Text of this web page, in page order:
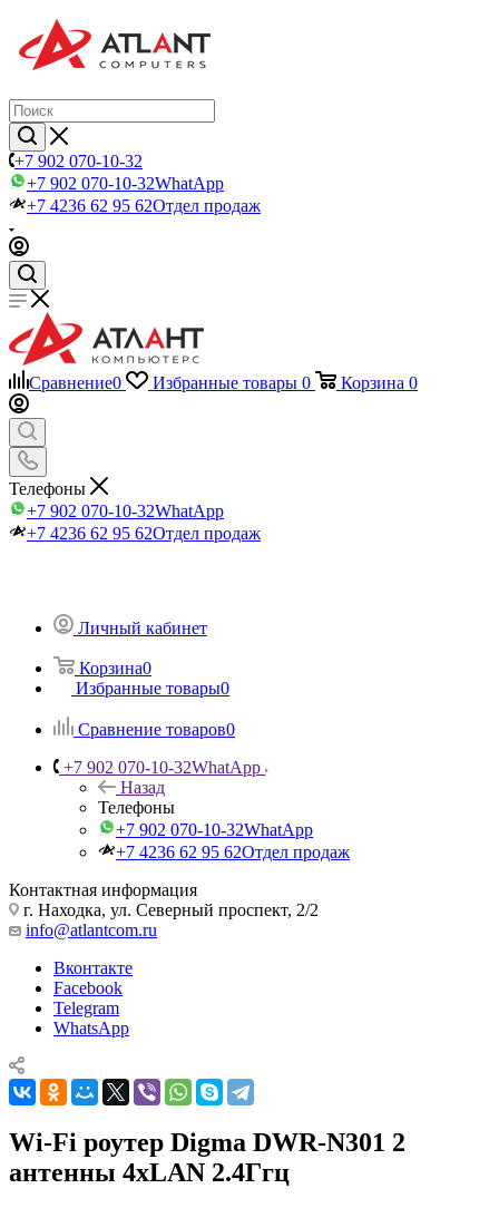
+7 902 070-10-32
+7 902 070-10-32WhatApp
+7 4236 62 95 62Отдел продаж
Сравнение0 Избранные товары 0 Корзина 0
Телефоны
+7 902 070-10-32WhatApp
+7 4236 62 95 62Отдел продаж
Личный кабинет
Корзина0
Избранные товары0
Сравнение товаров0
+7 902 070-10-32WhatApp
Назад
Телефоны
+7 902 070-10-32WhatApp
+7 4236 62 95 62Отдел продаж
Контактная информация
г. Находка, ул. Северный проспект, 2/2
info@atlantcom.ru
Вконтакте
Facebook
Telegram
WhatsApp
Wi-Fi роутер Digma DWR-N301 2
антенны 4xLAN 2.4Ггц